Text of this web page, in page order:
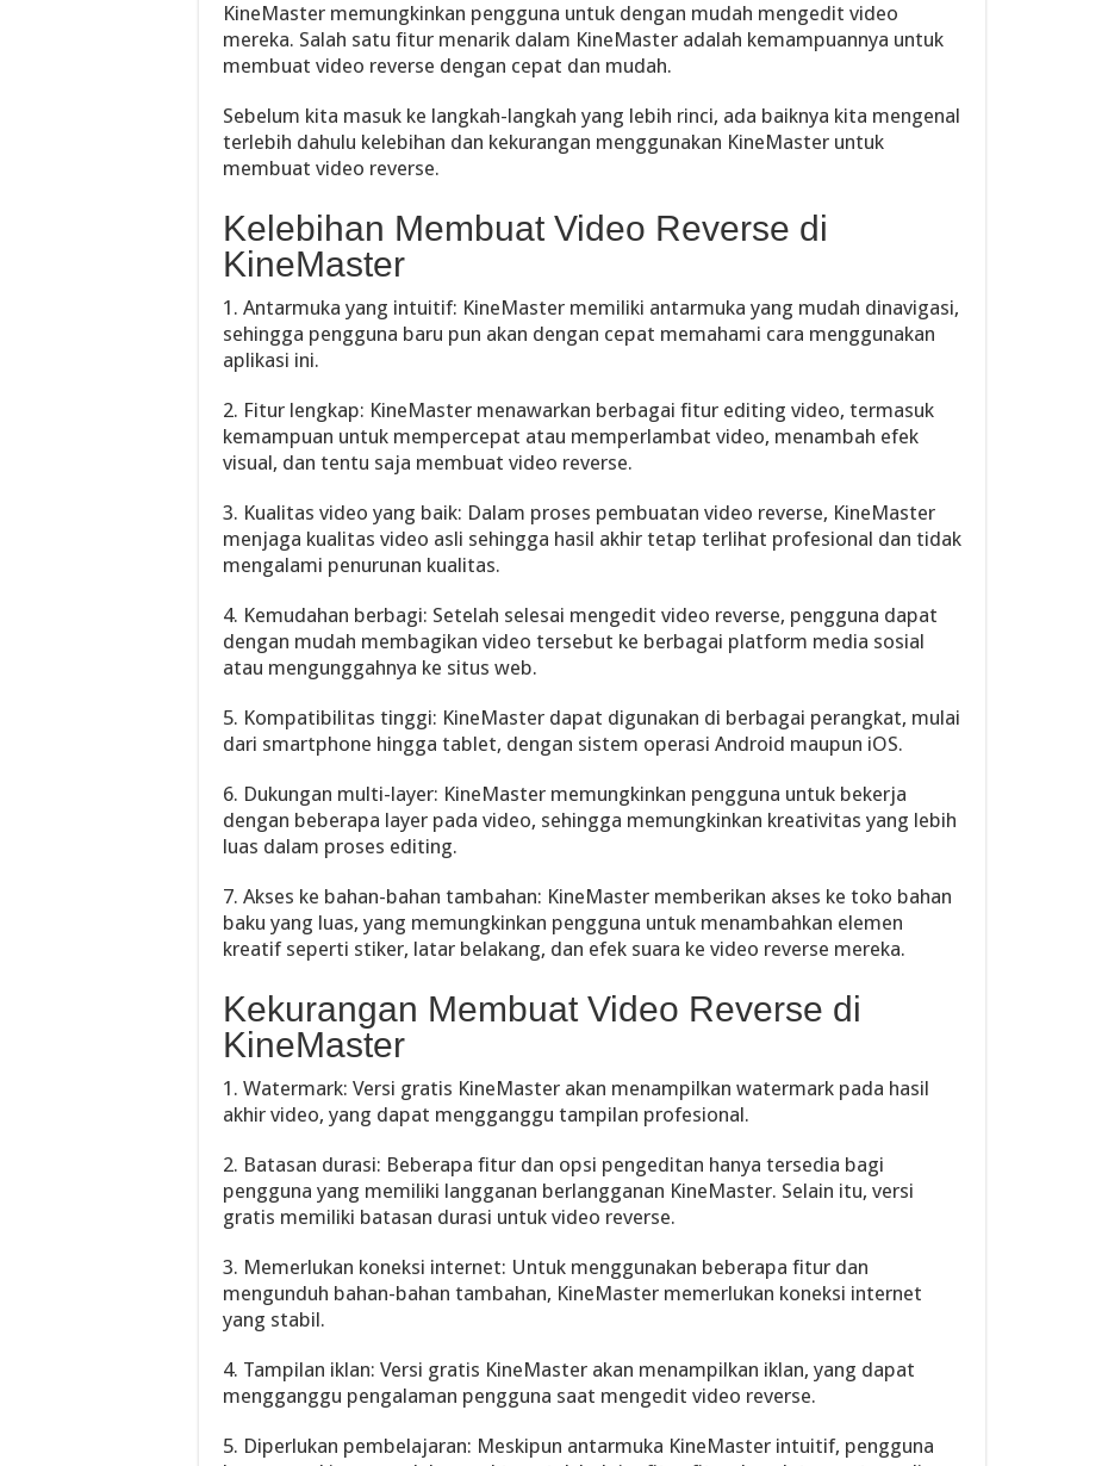
KineMaster memungkinkan pengguna untuk dengan mudah mengedit video
mereka. Salah satu fitur menarik dalam KineMaster adalah kemampuannya untuk
membuat video reverse dengan cepat dan mudah.
Sebelum kita masuk ke langkah-langkah yang lebih rinci, ada baiknya kita mengenal
terlebih dahulu kelebihan dan kekurangan menggunakan KineMaster untuk
membuat video reverse.
Kelebihan Membuat Video Reverse di
KineMaster
1. Antarmuka yang intuitif: KineMaster memiliki antarmuka yang mudah dinavigasi,
sehingga pengguna baru pun akan dengan cepat memahami cara menggunakan
aplikasi ini.
2. Fitur lengkap: KineMaster menawarkan berbagai fitur editing video, termasuk
kemampuan untuk mempercepat atau memperlambat video, menambah efek
visual, dan tentu saja membuat video reverse.
3. Kualitas video yang baik: Dalam proses pembuatan video reverse, KineMaster
menjaga kualitas video asli sehingga hasil akhir tetap terlihat profesional dan tidak
mengalami penurunan kualitas.
4. Kemudahan berbagi: Setelah selesai mengedit video reverse, pengguna dapat
dengan mudah membagikan video tersebut ke berbagai platform media sosial
atau mengunggahnya ke situs web.
5. Kompatibilitas tinggi: KineMaster dapat digunakan di berbagai perangkat, mulai
dari smartphone hingga tablet, dengan sistem operasi Android maupun iOS.
6. Dukungan multi-layer: KineMaster memungkinkan pengguna untuk bekerja
dengan beberapa layer pada video, sehingga memungkinkan kreativitas yang lebih
luas dalam proses editing.
7. Akses ke bahan-bahan tambahan: KineMaster memberikan akses ke toko bahan
baku yang luas, yang memungkinkan pengguna untuk menambahkan elemen
kreatif seperti stiker, latar belakang, dan efek suara ke video reverse mereka.
Kekurangan Membuat Video Reverse di
KineMaster
1. Watermark: Versi gratis KineMaster akan menampilkan watermark pada hasil
akhir video, yang dapat mengganggu tampilan profesional.
2. Batasan durasi: Beberapa fitur dan opsi pengeditan hanya tersedia bagi
pengguna yang memiliki langganan berlangganan KineMaster. Selain itu, versi
gratis memiliki batasan durasi untuk video reverse.
3. Memerlukan koneksi internet: Untuk menggunakan beberapa fitur dan
mengunduh bahan-bahan tambahan, KineMaster memerlukan koneksi internet
yang stabil.
4. Tampilan iklan: Versi gratis KineMaster akan menampilkan iklan, yang dapat
mengganggu pengalaman pengguna saat mengedit video reverse.
5. Diperlukan pembelajaran: Meskipun antarmuka KineMaster intuitif, pengguna